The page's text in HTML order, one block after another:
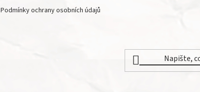
Podmínky ochrany osobních údajů